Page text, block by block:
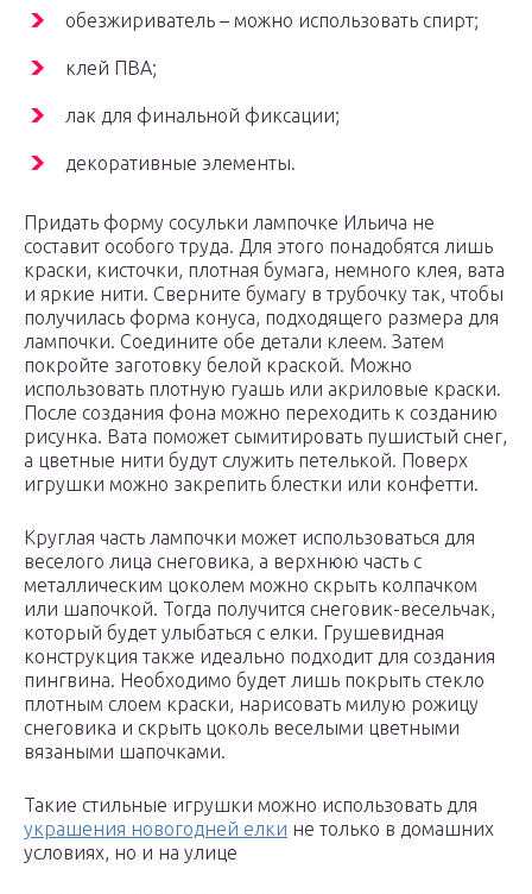
обезжириватель – можно использовать спирт;
клей ПВА;
лак для финальной фиксации;
декоративные элементы.
Придать форму сосульки лампочке Ильича не
составит особого труда. Для этого понадобятся лишь
краски, кисточки, плотная бумага, немного клея, вата
и яркие нити. Сверните бумагу в трубочку так, чтобы
получилась форма конуса, подходящего размера для
лампочки. Соедините обе детали клеем. Затем
покройте заготовку белой краской. Можно
использовать плотную гуашь или акриловые краски.
После создания фона можно переходить к созданию
рисунка. Вата поможет сымитировать пушистый снег,
а цветные нити будут служить петелькой. Поверх
игрушки можно закрепить блестки или конфетти.
Круглая часть лампочки может использоваться для
веселого лица снеговика, а верхнюю часть с
металлическим цоколем можно скрыть колпачком
или шапочкой. Тогда получится снеговик-весельчак,
который будет улыбаться с елки. Грушевидная
конструкция также идеально подходит для создания
пингвина. Необходимо будет лишь покрыть стекло
плотным слоем краски, нарисовать милую рожицу
снеговика и скрыть цоколь веселыми цветными
вязаными шапочками.
Такие стильные игрушки можно использовать для
украшения новогодней елки не только в домашних
условиях, но и на улице